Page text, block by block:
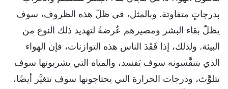
بدرجاتٍ متفاوتة. وبالمثل، في ظلّ هذه الظروف، سوف
يظلّ بقاء البشر ومصيرهم عُرضةً لتهديد ذلك النوع من
البيئة. ولذلك، إذا فَقَدَ الناس هذه التوازنات، فإن الهواء
الذي يتنفَّسونه سوف يَفسد، والمياه التي يشربونها سوف
تتلوَّث، ودرجات الحرارة التي يحتاجونها سوف تتغيَّر أيضًا،